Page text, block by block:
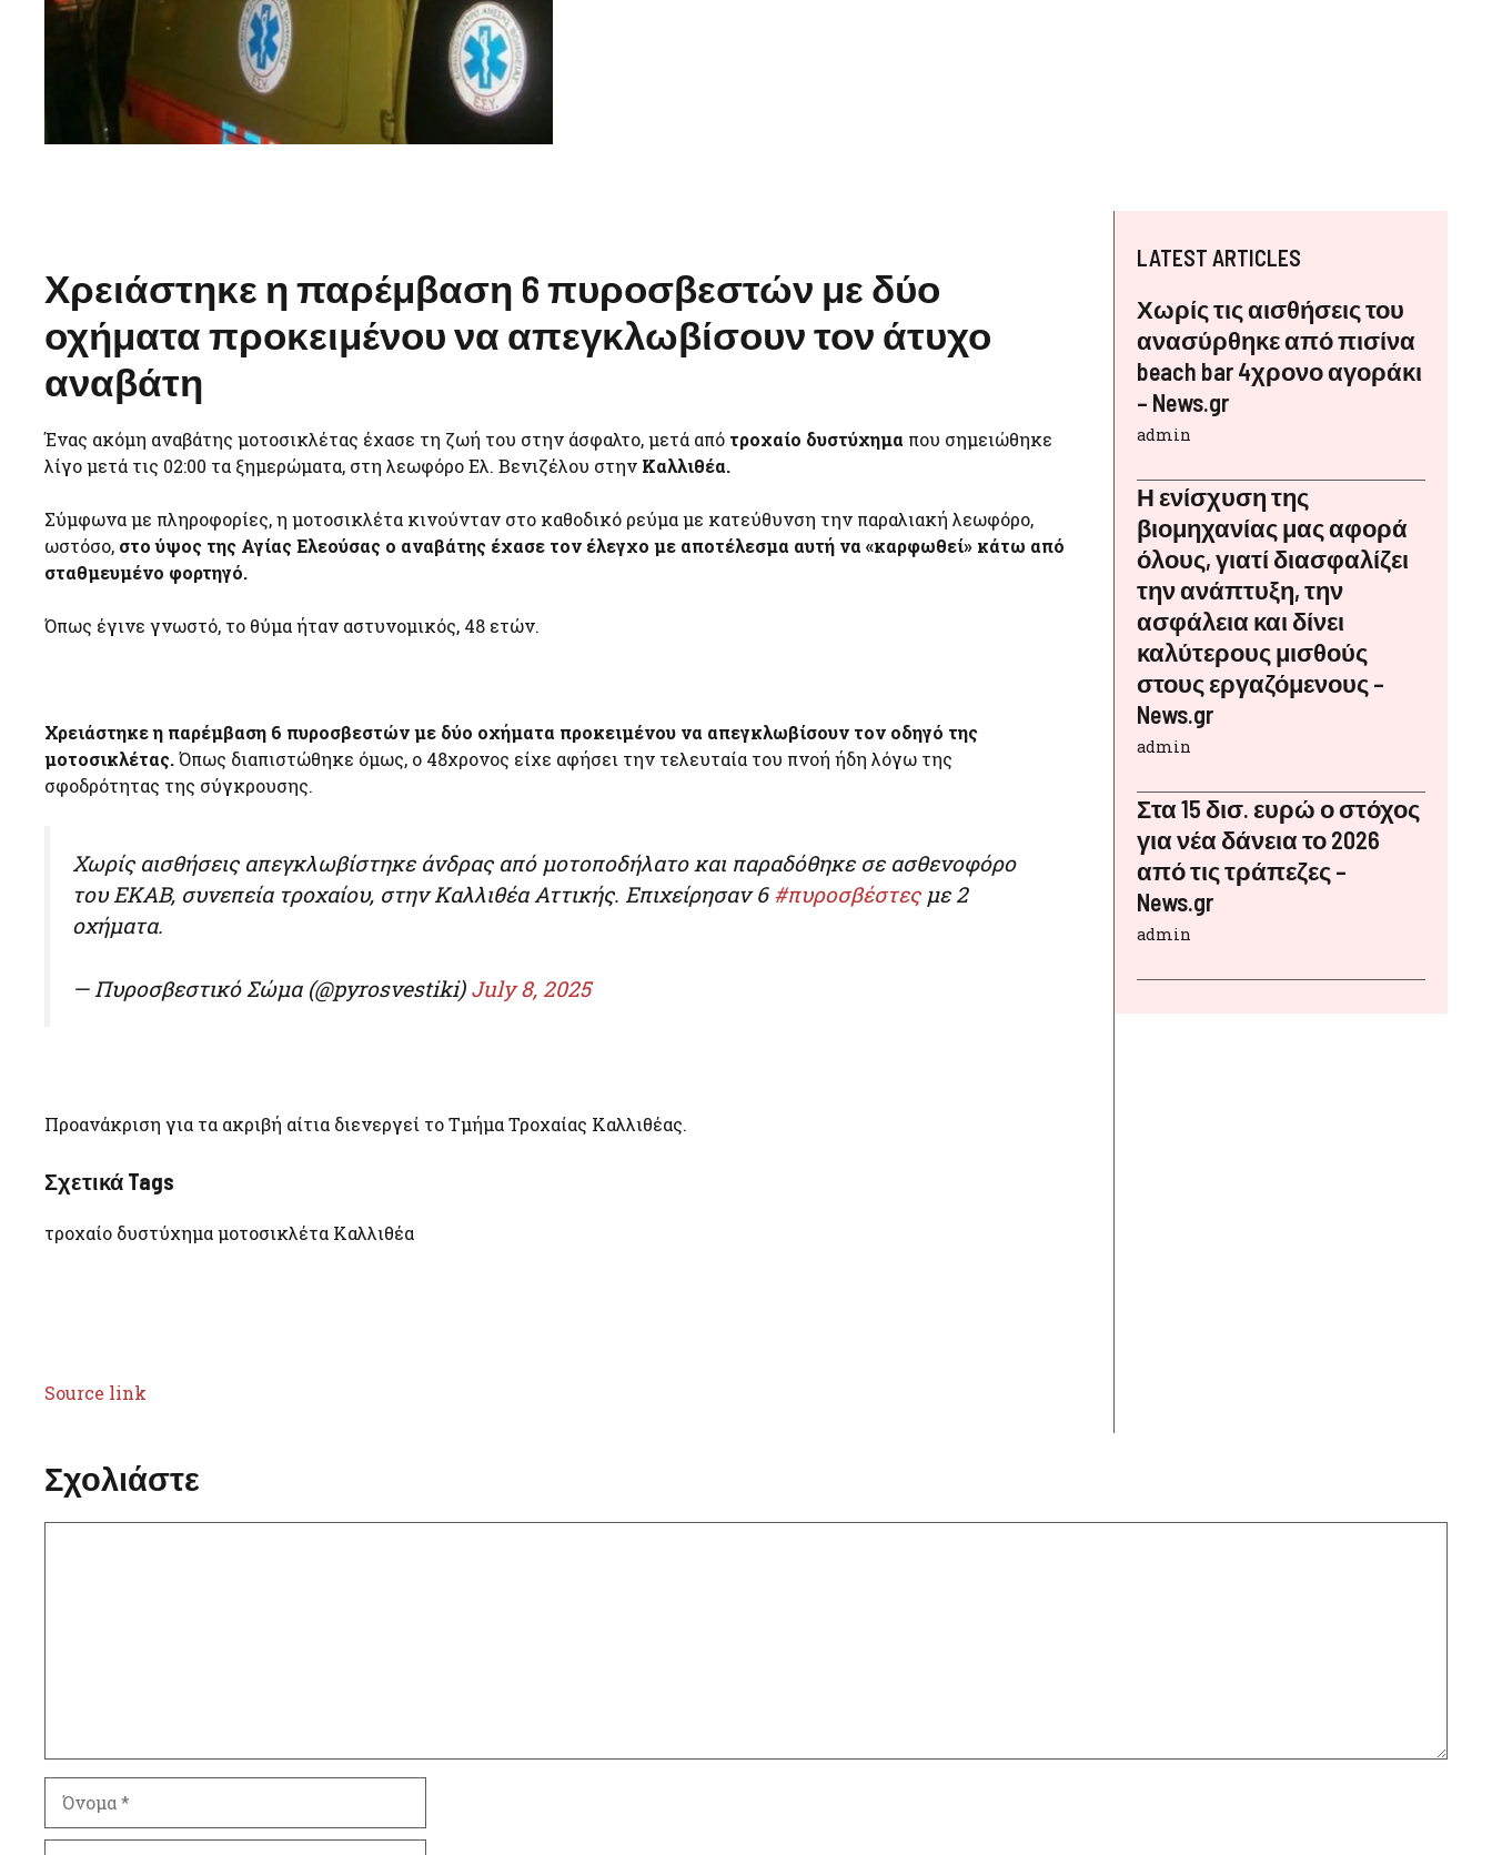
Χρειάστηκε η παρέμβαση 6 πυροσβεστών με δύο
οχήματα προκειμένου να απεγκλωβίσουν τον άτυχο
αναβάτη
Ένας ακόμη αναβάτης μοτοσικλέτας έχασε τη ζωή του στην άσφαλτο, μετά από τροχαίο δυστύχημα που σημειώθηκε
λίγο μετά τις 02:00 τα ξημερώματα, στη λεωφόρο Ελ. Βενιζέλου στην Καλλιθέα.
Σύμφωνα με πληροφορίες, η μοτοσικλέτα κινούνταν στο καθοδικό ρεύμα με κατεύθυνση την παραλιακή λεωφόρο,
ωστόσο, στο ύψος της Αγίας Ελεούσας ο αναβάτης έχασε τον έλεγχο με αποτέλεσμα αυτή να «καρφωθεί» κάτω από
σταθμευμένο φορτηγό.
Όπως έγινε γνωστό, το θύμα ήταν αστυνομικός, 48 ετών.
Χρειάστηκε η παρέμβαση 6 πυροσβεστών με δύο οχήματα προκειμένου να απεγκλωβίσουν τον οδηγό της
μοτοσικλέτας.Όπως διαπιστώθηκε όμως, ο 48χρονος είχε αφήσει την τελευταία του πνοή ήδη λόγω της
σφοδρότητας της σύγκρουσης.
Χωρίς αισθήσεις απεγκλωβίστηκε άνδρας από μοτοποδήλατο και παραδόθηκε σε ασθενοφόρο
του ΕΚΑΒ, συνεπεία τροχαίου, στην Καλλιθέα Αττικής. Επιχείρησαν 6 #πυροσβέστεςμε 2
οχήματα.
— Πυροσβεστικό Σώμα (@pyrosvestiki) July 8, 2025
Προανάκριση για τα ακριβή αίτια διενεργεί το Τμήμα Τροχαίας Καλλιθέας.
Σχετικά Tags
τροχαίο δυστύχημα μοτοσικλέτα Καλλιθέα
Source link
LATEST ARTICLES
Χωρίς τις αισθήσεις του
ανασύρθηκε από πισίνα
beach bar 4χρονο αγοράκι
– News.gr
admin
Η ενίσχυση της
βιομηχανίας μας αφορά
όλους, γιατί διασφαλίζει
την ανάπτυξη, την
ασφάλεια και δίνει
καλύτερους μισθούς
στους εργαζόμενους –
News.gr
admin
Στα 15 δισ. ευρώ ο στόχος
για νέα δάνεια το 2026
από τις τράπεζες –
News.gr
admin
Σχολιάστε
Όνομα